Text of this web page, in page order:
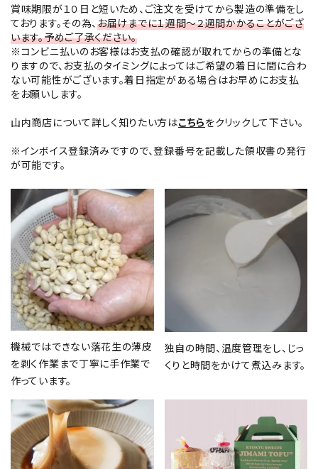
賞味期限が１０日と短いため、ご注文を受けてから製造の準備をし
ております。その為、 お届けまでに１週間～２週間かかることがござ
います。予めご了承ください。
※コンビニ払いのお客様はお支払の確認が取れてからの準備とな
りますので、お支払のタイミングによってはご希望の着日に間に合わ
ない可能性がございます。着日指定がある場合はお早めにお支払
をお願いします。
山内商店について詳しく知りたい方はこちらをクリックして下さい。
※インボイス登録済みですので、登録番号を記載した領収書の発行
が可能です。
機械ではできない落花生の薄皮
を剥く作業まで丁寧に手作業で
作っています。
独自の時間、温度管理をし、じっ
くりと時間をかけて煮込みます。